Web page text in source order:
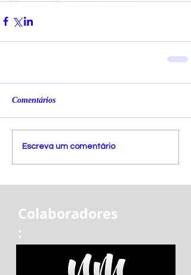
Comentários
Escreva um comentário
Colaboradores
: